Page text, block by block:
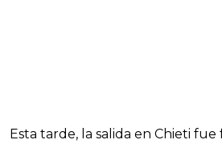
Esta tarde, la salida en Chieti